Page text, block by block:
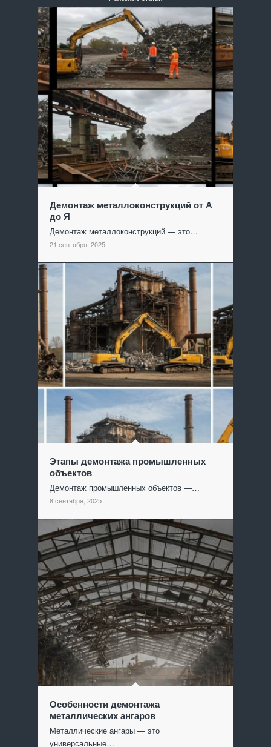
Демонтаж металлоконструкций от А
до Я
Демонтаж металлоконструкций — это…
21 сентября, 2025
Этапы демонтажа промышленных
объектов
Демонтаж промышленных объектов —…
8 сентября, 2025
Особенности демонтажа
металлических ангаров
Металлические ангары — это
универсальные…